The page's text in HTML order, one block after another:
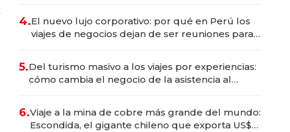
4.El nuevo lujo corporativo: por qué en Perú los
viajes de negocios dejan de ser reuniones para
5.Del turismo masivo a los viajes por experiencias:
cómo cambia el negocio de la asistencia al
6.Viaje a la mina de cobre más grande del mundo:
Escondida, el gigante chileno que exporta US$